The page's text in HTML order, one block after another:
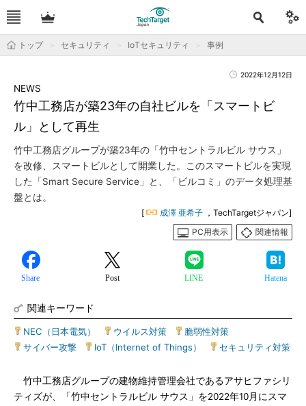
トップ セキュリティ IoTセキュリティ 事例
2022年12月12日
竹中工務店が築23年の自社ビルを「スマートビ
ル」として再生
NEWS
竹中工務店グループが築23年の「竹中セントラルビル サウス」
を改修、スマートビルとして開業した。このスマートビルを実現
した「Smart Secure Service」と、「ビルコミ」のデータ処理基
盤とは。
[ 成澤 亜希子 ，TechTargetジャパン]
PC用表示
関連情報
Share Post LINE Hatena
関連キーワード
NEC（日本電気） ウイルス対策 脆弱性対策
サイバー攻撃
IoT（Internet of Things） セキュリティ対策
竹中工務店グループの建物維持管理会社であるアサヒファシリ
ティズが、「竹中セントラルビル サウス」を2022年10月にスマ